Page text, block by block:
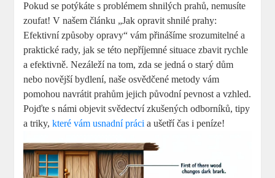
Pokud se potýkáte s problémem shnilých prahů, nemusíte
zoufat! V našem článku „Jak opravit shnilé prahy:
Efektivní způsoby opravy“ vám přinášíme srozumitelné a
praktické rady, jak se této nepříjemné situace zbavit rychle
a efektivně. Nezáleží na tom, zda se jedná o starý dům
nebo novější bydlení, naše osvědčené metody vám
pomohou navrátit prahům jejich původní pevnost a vzhled.
Pojďte s námi objevit svědectví zkušených odborníků, tipy
a triky,které vám usnadní práci a ušetří čas i peníze!